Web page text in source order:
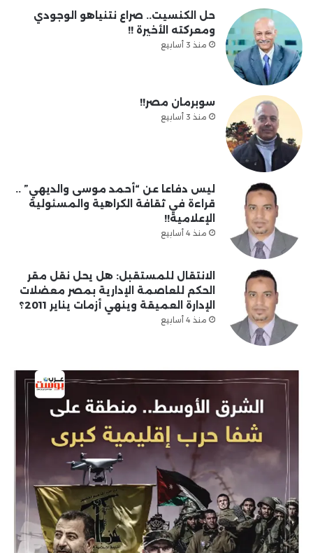
حل الكنسيت.. صراع نتنياهو الوجودي
ومعركته الأخيرة !!
منذ 3 أسابيع
سوبرمان مصر!!
منذ 3 أسابيع
ليس دفاعا عن “أحمد موسى والديهي” ..
قراءة في ثقافة الكراهية والمسئولية
الإعلامية!!
منذ 4 أسابيع
الانتقال للمستقبل: هل يحل نقل مقر
الحكم للعاصمة الإدارية بمصر معضلات
الإدارة العميقة وينهي أزمات يناير 2011؟
منذ 4 أسابيع